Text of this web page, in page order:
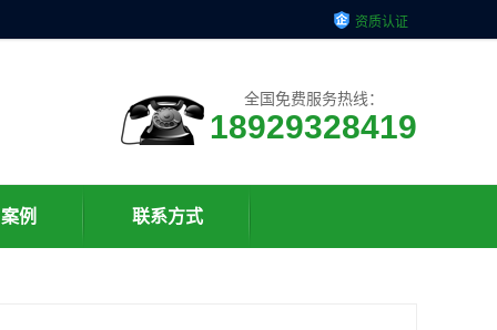
资质认证
全国免费服务热线：
18929328419
例 联系方式